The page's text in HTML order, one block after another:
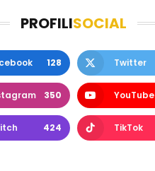
PROFILISOCIAL
128 Twitter
350 YouTube
424 TikTok